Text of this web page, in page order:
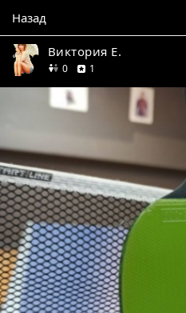
Назад
Виктория Е.
0друзей
1